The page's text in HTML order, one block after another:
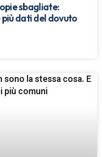
sbagliate:
più dati del dovuto